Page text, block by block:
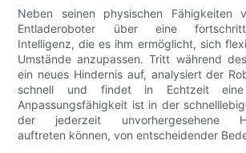
Neben seinen physischen Fähigkeiten
Entladeroboter über eine
Intelligenz, die es ihm ermöglicht, sich
Umstände anzupassen. Tritt während
ein neues Hindernis auf, analysiert der
schnell und findet in Echtzeit eine
Anpassungsfähigkeit ist in der
der jederzeit unvorhergesehene
auftreten können, von entscheidender